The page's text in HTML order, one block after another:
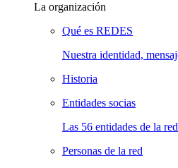
La organización
Qué es REDES
Nuestra identidad,
Historia
Entidades socias
Las 56 entidades de la red
Personas de la red